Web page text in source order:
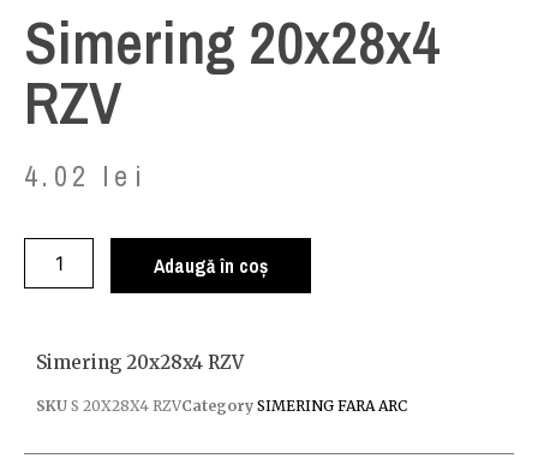
Simering 20x28x4
RZV
4.02 lei
Adaugă în coș
Simering 20x28x4 RZV
SKU S 20X28X4 RZVCategory SIMERING FARA ARC